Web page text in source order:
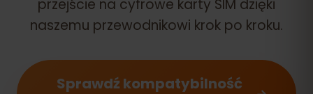
przejście na cyfrowe karty SIM dzięki
naszemu przewodnikowi krok po kroku.
Sprawdź kompatybilność